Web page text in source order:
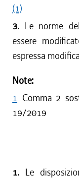
(1)
3. Le norme
essere
espressa
Note:
1 Comma 2
19/2019
1. Le